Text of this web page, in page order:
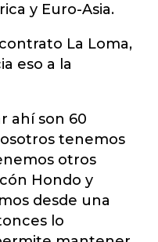
y Euro-Asia.
La Loma,
eso a la
ahí son 60
tenemos
otros
Hondo y
desde una
lo